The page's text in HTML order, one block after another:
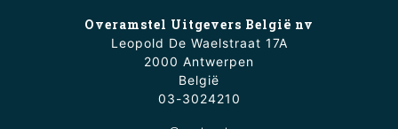
Overamstel Uitgevers België nv
Leopold De Waelstraat 17A
2000 Antwerpen
België
03-3024210